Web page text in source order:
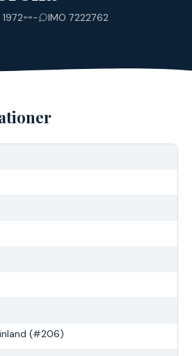
- IMO 7222762
(#206)